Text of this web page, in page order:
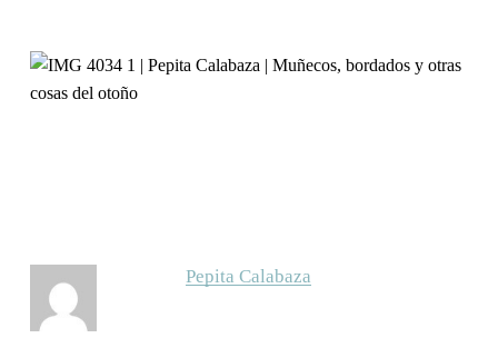
Pepita Calabaza